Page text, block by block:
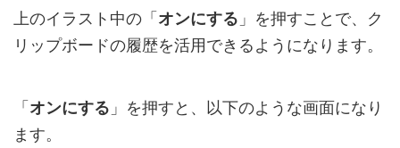
上のイラスト中の「オンにする 」を押すことで、ク
リップボードの履歴を活用できるようになります。
「オンにする 」を押すと、以下のような画面になり
ます。